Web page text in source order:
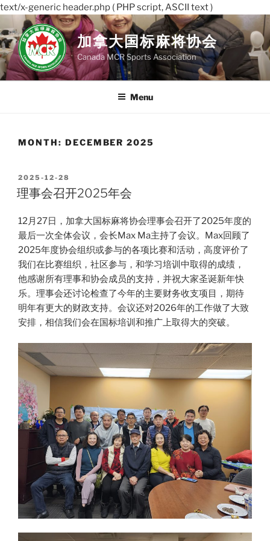
text/x-generic header.php ( PHP script, ASCII text )
Skip
to
content
加拿大国标麻将协会
Canada MCR Sports Association
Menu
MONTH: DECEMBER 2025
POSTED
ON
2025-12-28
理事会召开2025年会
12月27日，加拿大国标麻将协会理事会召开了2025年度的
最后一次全体会议，会长Max Ma主持了会议。Max回顾了
2025年度协会组织或参与的各项比赛和活动，高度评价了
我们在比赛组织，社区参与，和学习培训中取得的成绩，
他感谢所有理事和协会成员的支持，并祝大家圣诞新年快
乐。理事会还讨论检查了今年的主要财务收支项目，期待
明年有更大的财政支持。会议还对2026年的工作做了大致
安排，相信我们会在国标培训和推广上取得大的突破。